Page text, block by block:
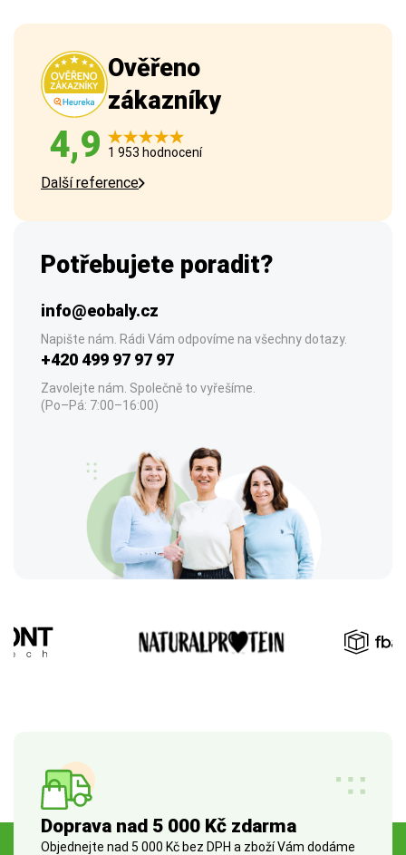
Ověřeno
zákazníky
4,9 1 953 hodnocení
Další reference
Potřebujete poradit?
info@eobaly.cz
Napište nám. Rádi Vám odpovíme na všechny dotazy.
+420 499 97 97 97
Zavolejte nám. Společně to vyřešíme.
(Po–Pá: 7:00–16:00)
Doprava nad 5 000 Kč zdarma
Objednejte nad 5 000 Kč bez DPH a zboží Vám dodáme